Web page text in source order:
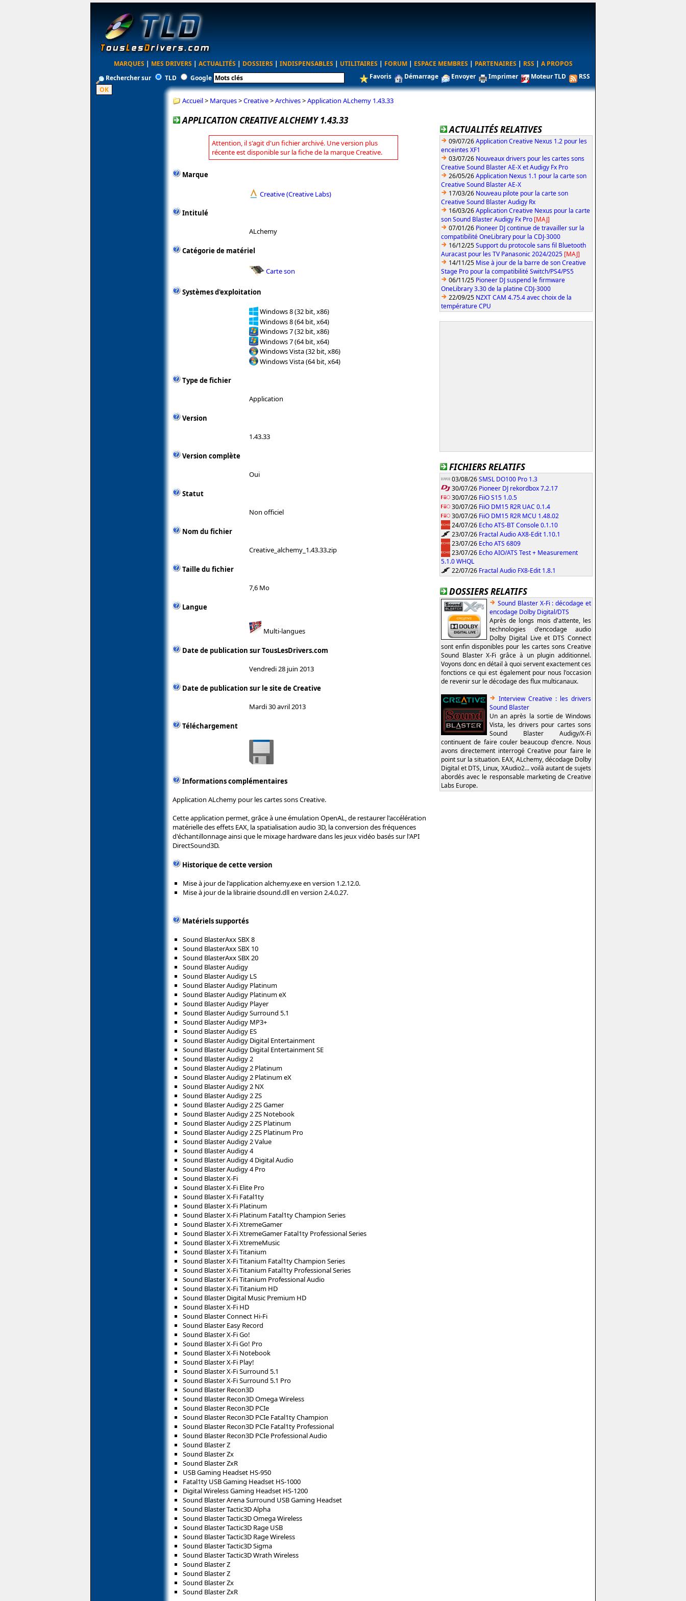
MARQUES | MES DRIVERS | ACTUALITÉS | DOSSIERS | INDISPENSABLES | UTILITAIRES | FORUM | ESPACE MEMBRES | PARTENAIRES | RSS | A PROPOS
Rechercher sur
TLD Google Favoris Démarrage Envoyer Imprimer Moteur TLD RSS
Accueil> Marques>Creative>Archives>Application ALchemy 1.43.33
APPLICATION CREATIVE ALCHEMY 1.43.33
Attention, il s'agit d'un fichier archivé. Une version plus
récente est disponible sur la fiche de la marque Creative.
Marque
Creative (Creative Labs)
Intitulé
ALchemy
Catégorie de matériel
Carte son
Systèmes d'exploitation
Windows 8 (32 bit, x86)
Windows 8 (64 bit, x64)
Windows 7 (32 bit, x86)
Windows 7 (64 bit, x64)
Windows Vista (32 bit, x86)
Windows Vista (64 bit, x64)
Type de fichier
Application
Version
1.43.33
Version complète
Oui
Statut
Non officiel
Nom du fichier
Creative_alchemy_1.43.33.zip
Taille du fichier
7,6 Mo
Langue
Multi-langues
Date de publication sur TousLesDrivers.com
Vendredi 28 juin 2013
Date de publication sur le site de Creative
Mardi 30 avril 2013
Téléchargement
Informations complémentaires
Application ALchemy pour les cartes sons Creative.
Cette application permet, grâce à une émulation OpenAL, de restaurer l'accélération
matérielle des effets EAX, la spatialisation audio 3D, la conversion des fréquences
d'échantillonnage ainsi que le mixage hardware dans les jeux vidéo basés sur l'API
DirectSound3D.
Historique de cette version
Mise à jour de l'application alchemy.exe en version 1.2.12.0.
Mise à jour de la librairie dsound.dll en version 2.4.0.27.
Matériels supportés
Sound BlasterAxx SBX 8
Sound BlasterAxx SBX 10
Sound BlasterAxx SBX 20
Sound Blaster Audigy
Sound Blaster Audigy LS
Sound Blaster Audigy Platinum
Sound Blaster Audigy Platinum eX
Sound Blaster Audigy Player
Sound Blaster Audigy Surround 5.1
Sound Blaster Audigy MP3+
Sound Blaster Audigy ES
Sound Blaster Audigy Digital Entertainment
Sound Blaster Audigy Digital Entertainment SE
Sound Blaster Audigy 2
Sound Blaster Audigy 2 Platinum
Sound Blaster Audigy 2 Platinum eX
Sound Blaster Audigy 2 NX
Sound Blaster Audigy 2 ZS
Sound Blaster Audigy 2 ZS Gamer
Sound Blaster Audigy 2 ZS Notebook
Sound Blaster Audigy 2 ZS Platinum
Sound Blaster Audigy 2 ZS Platinum Pro
Sound Blaster Audigy 2 Value
Sound Blaster Audigy 4
Sound Blaster Audigy 4 Digital Audio
Sound Blaster Audigy 4 Pro
Sound Blaster X-Fi
Sound Blaster X-Fi Elite Pro
Sound Blaster X-Fi Fatal1ty
Sound Blaster X-Fi Platinum
Sound Blaster X-Fi Platinum Fatal1ty Champion Series
Sound Blaster X-Fi XtremeGamer
Sound Blaster X-Fi XtremeGamer Fatal1ty Professional Series
Sound Blaster X-Fi XtremeMusic
Sound Blaster X-Fi Titanium
Sound Blaster X-Fi Titanium Fatal1ty Champion Series
Sound Blaster X-Fi Titanium Fatal1ty Professional Series
Sound Blaster X-Fi Titanium Professional Audio
Sound Blaster X-Fi Titanium HD
Sound Blaster Digital Music Premium HD
Sound Blaster X-Fi HD
Sound Blaster Connect Hi-Fi
Sound Blaster Easy Record
Sound Blaster X-Fi Go!
Sound Blaster X-Fi Go! Pro
Sound Blaster X-Fi Notebook
Sound Blaster X-Fi Play!
Sound Blaster X-Fi Surround 5.1
Sound Blaster X-Fi Surround 5.1 Pro
Sound Blaster Recon3D
Sound Blaster Recon3D Omega Wireless
Sound Blaster Recon3D PCIe
Sound Blaster Recon3D PCIe Fatal1ty Champion
Sound Blaster Recon3D PCIe Fatal1ty Professional
Sound Blaster Recon3D PCIe Professional Audio
Sound Blaster Z
Sound Blaster Zx
Sound Blaster ZxR
USB Gaming Headset HS-950
Fatal1ty USB Gaming Headset HS-1000
Digital Wireless Gaming Headset HS-1200
Sound Blaster Arena Surround USB Gaming Headset
Sound Blaster Tactic3D Alpha
Sound Blaster Tactic3D Omega Wireless
Sound Blaster Tactic3D Rage USB
Sound Blaster Tactic3D Rage Wireless
Sound Blaster Tactic3D Sigma
Sound Blaster Tactic3D Wrath Wireless
Sound Blaster Z
Sound Blaster Z
Sound Blaster Zx
Sound Blaster ZxR
ACTUALITÉS RELATIVES
09/07/26Application Creative Nexus 1.2 pour les
enceintes XF1
03/07/26 Nouveaux drivers pour les cartes sons
Creative Sound Blaster AE-X et Audigy Fx Pro
26/05/26Application Nexus 1.1 pour la carte son
Creative Sound Blaster AE-X
17/03/26 Nouveau pilote pour la carte son
Creative Sound Blaster Audigy Rx
16/03/26Application Creative Nexus pour la carte
son Sound Blaster Audigy Fx Pro [MAJ]
07/01/26 Pioneer DJ continue de travailler sur la
compatibilité OneLibrary pour la CDJ-3000
16/12/25Support du protocole sans fil Bluetooth
Auracast pour les TV Panasonic 2024/2025 [MAJ]
14/11/25 Mise à jour de la barre de son Creative
Stage Pro pour la compatibilité Switch/PS4/PS5
06/11/25 Pioneer DJ suspend le firmware
OneLibrary 3.30 de la platine CDJ-3000
22/09/25 NZXT CAM 4.75.4 avec choix de la
température CPU
FICHIERS RELATIFS
03/08/26SMSL DO100 Pro 1.3
30/07/26 Pioneer DJ rekordbox 7.2.17
30/07/26 FiiO S15 1.0.5
30/07/26 FiiO DM15 R2R UAC 0.1.4
30/07/26 FiiO DM15 R2R MCU 1.48.02
24/07/26 Echo ATS-BT Console 0.1.10
23/07/26 Fractal Audio AX8-Edit 1.10.1
23/07/26 Echo ATS 6809
23/07/26 Echo AIO/ATS Test + Measurement
5.1.0 WHQL
22/07/26 Fractal Audio FX8-Edit 1.8.1
DOSSIERS RELATIFS
Sound Blaster X-Fi : décodage et
encodage Dolby Digital/DTS
Après de longs mois d'attente, les
technologies d'encodage audio
Dolby Digital Live et DTS Connect
sont enfin disponibles pour les cartes sons Creative
Sound Blaster X-Fi grâce à un plugin additionnel.
Voyons donc en détail à quoi servent exactement ces
fonctions ce qui est également pour nous l'occasion
de revenir sur le décodage des flux multicanaux.
Interview Creative : les drivers
Sound Blaster
Un an après la sortie de Windows
Vista, les drivers pour cartes sons
Sound Blaster Audigy/X-Fi
continuent de faire couler beaucoup d'encre. Nous
avons directement interrogé Creative pour faire le
point sur la situation. EAX, ALchemy, décodage Dolby
Digital et DTS, Linux, XAudio2... voilà autant de sujets
abordés avec le responsable marketing de Creative
Labs Europe.